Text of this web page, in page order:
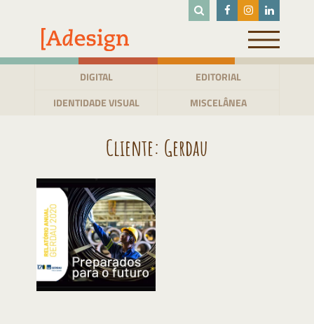
conteúdo
DIGITAL
EDITORIAL
IDENTIDADE VISUAL
MISCELÂNEA
Cliente: Gerdau